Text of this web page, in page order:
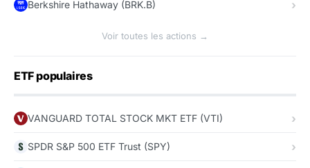
Berkshire Hathaway (BRK.B)
Voir toutes les actions →
ETF populaires
VANGUARD TOTAL STOCK MKT ETF (VTI)
SPDR S&P 500 ETF Trust (SPY)